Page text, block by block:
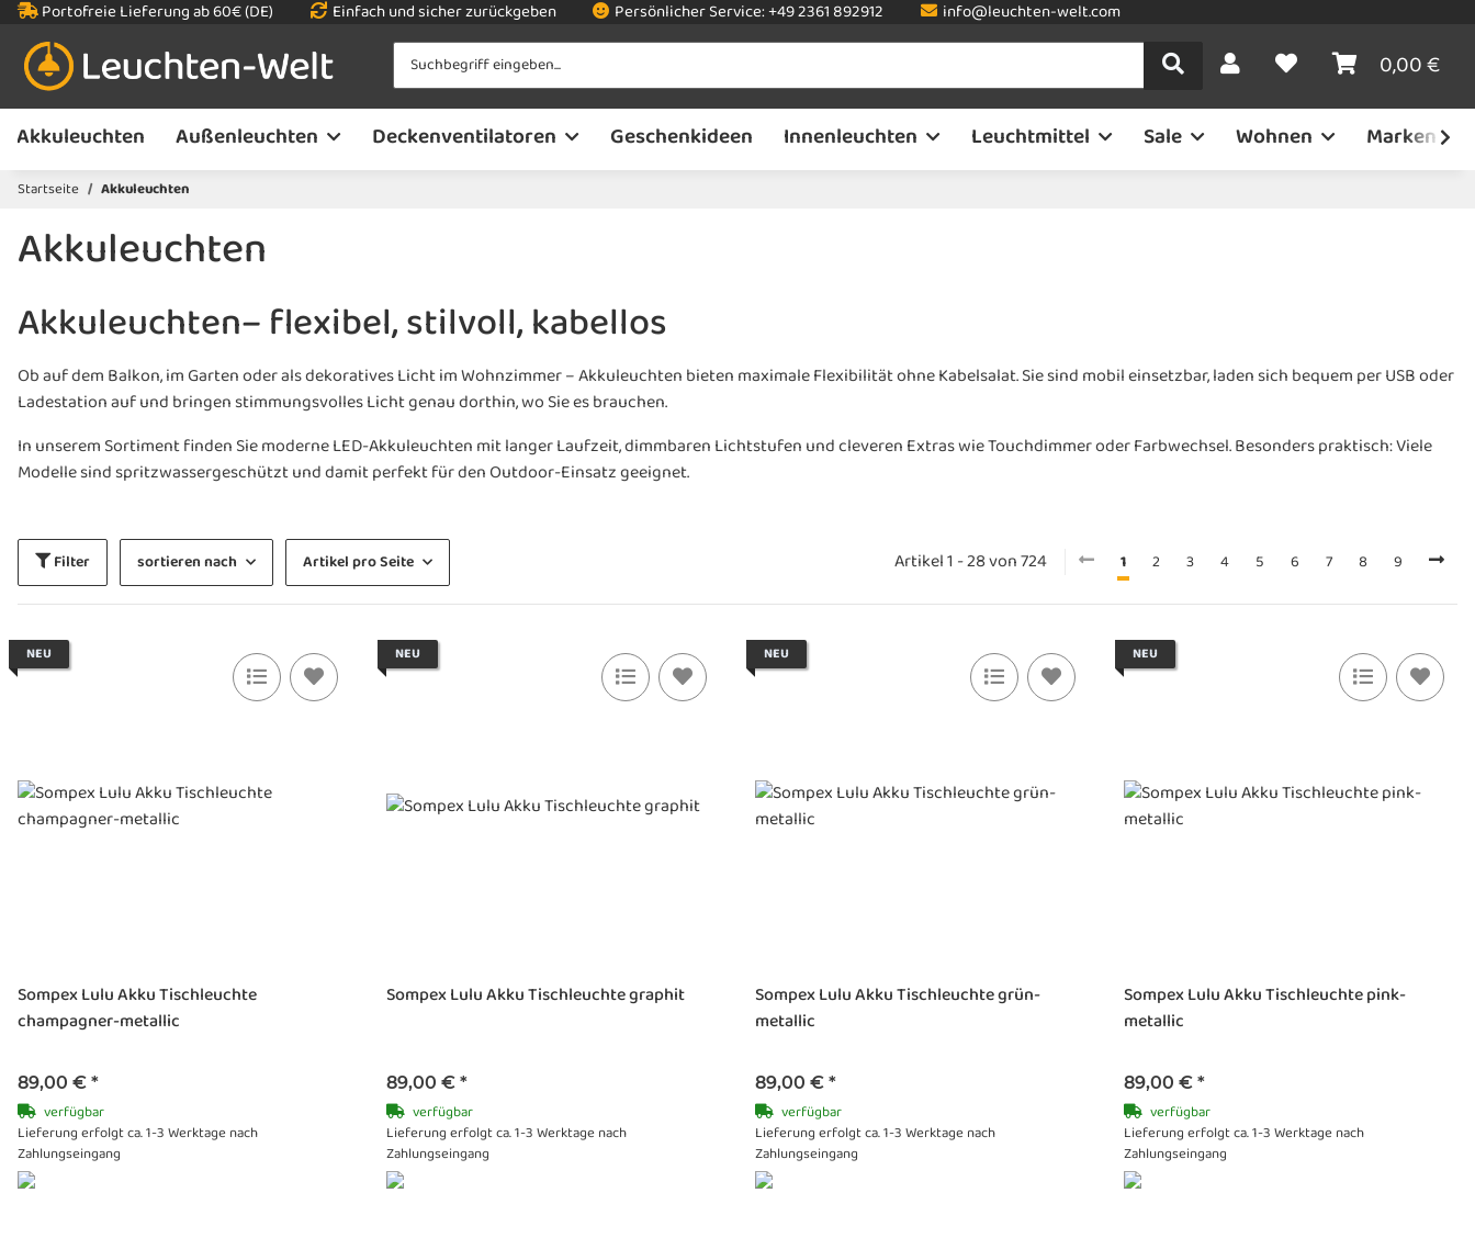
Portofreie Lieferung ab 60€ (DE) Einfach und sicher zurückgeben Persönlicher Service:+49 2361 892912 info@leuchten-welt.com
0,00 €
Akkuleuchten Außenleuchten Deckenventilatoren Geschenkideen Innenleuchten Leuchtmittel Sale Wohnen Marken
Startseite Akkuleuchten
Akkuleuchten
Akkuleuchten– flexibel, stilvoll, kabellos
Ob auf dem Balkon, im Garten oder als dekoratives Licht im Wohnzimmer – Akkuleuchten bieten maximale Flexibilität ohne Kabelsalat. Sie sind mobil einsetzbar, laden sich bequem per USB oder
Ladestation auf und bringen stimmungsvolles Licht genau dorthin, wo Sie es brauchen.
In unserem Sortiment finden Sie moderne LED-Akkuleuchten mit langer Laufzeit, dimmbaren Lichtstufen und cleveren Extras wie Touchdimmer oder Farbwechsel. Besonders praktisch: Viele
Modelle sind spritzwassergeschützt und damit perfekt für den Outdoor-Einsatz geeignet.
Filter sortieren nach Artikel pro Seite Artikel 1 - 28 von 724 1 2 3 4 5 6 7 8 9
NEU
Sompex Lulu Akku Tischleuchte
champagner-metallic
89,00 € *
verfügbar
Lieferung erfolgt ca. 1-3 Werktage nach
Zahlungseingang
NEU
Sompex Lulu Akku Tischleuchte graphit
89,00 € *
verfügbar
Lieferung erfolgt ca. 1-3 Werktage nach
Zahlungseingang
NEU
Sompex Lulu Akku Tischleuchte grün-
metallic
89,00 € *
verfügbar
Lieferung erfolgt ca. 1-3 Werktage nach
Zahlungseingang
NEU
Sompex Lulu Akku Tischleuchte pink-
metallic
89,00 € *
verfügbar
Lieferung erfolgt ca. 1-3 Werktage nach
Zahlungseingang